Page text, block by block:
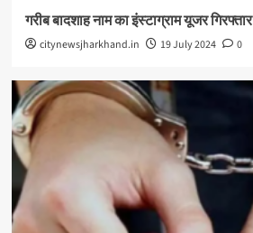
गरीब बादशाह नाम का इंस्टाग्राम यूजर गिरफ्तार
citynewsjharkhand.in 19 July 2024 0